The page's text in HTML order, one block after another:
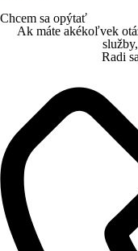
Chcem sa opýtať
Ak máte akékoľvek
Radi